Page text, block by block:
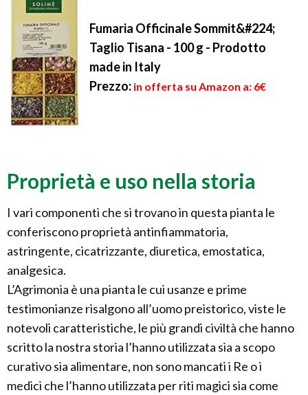
Fumaria Officinale Sommit&#224;
Taglio Tisana - 100 g - Prodotto
made in Italy
Prezzo: in offerta su Amazon a: 6€
Proprietà e uso nella storia
I vari componenti che si trovano in questa pianta le
conferiscono proprietà antinfiammatoria,
astringente, cicatrizzante, diuretica, emostatica,
analgesica.
L’Agrimonia è una pianta le cui usanze e prime
testimonianze risalgono all’uomo preistorico, viste le
notevoli caratteristiche, le più grandi civiltà che hanno
scritto la nostra storia l’hanno utilizzata sia a scopo
curativo sia alimentare, non sono mancati i Re o i
medici che l’hanno utilizzata per riti magici sia come